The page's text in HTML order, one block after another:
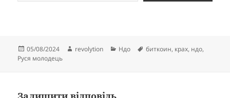
Опубліковано
05/08/2024 Автор
revolytion Категорії
Ндо Позначки
биткоин, крах, ндо,
Руся молодець